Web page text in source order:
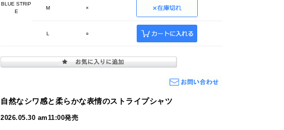
BLUE STRIP
E
M ×
L ○
自然なシワ感と柔らかな表情のストライプシャツ
2026.05.30 am11:00発売